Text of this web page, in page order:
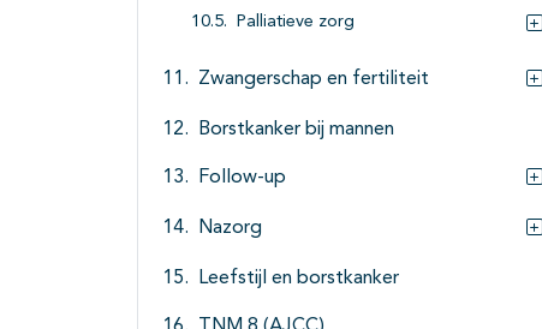
Palliatieve zorg
Zwangerschap en fertiliteit
Borstkanker bij mannen
Follow-up
Nazorg
Leefstijl en borstkanker